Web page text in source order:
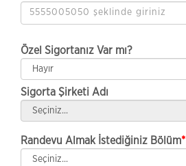
Özel Sigortanız Var mı?
Sigorta Şirketi Adı
Randevu Almak İstediğiniz Bölüm*